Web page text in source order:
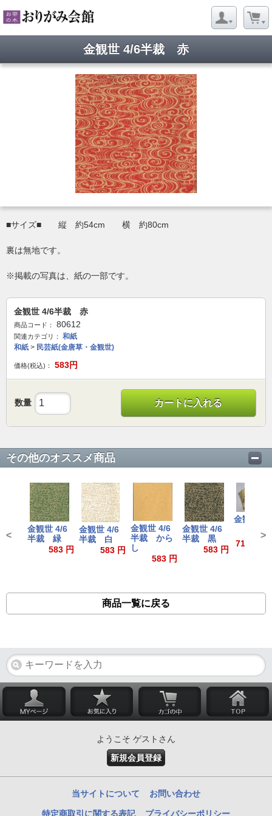
金観世 4/6半裁 赤
■サイズ■ 縦 約54cm 横 約80cm
裏は無地です。
※掲載の写真は、紙の一部です。
金観世 4/6半裁 赤
商品コード： 80612
関連カテゴリ：
和紙
和紙 > 民芸紙(金唐草・金観世)
価格(税込)： 583円
数量 カートに入れる
その他のオススメ商品
金観世 4/6
半裁 緑
583 円
金観世 4/6
半裁 白
583 円
金観世 4/6
半裁 から
し
583 円
金観世 4/6
半裁 黒
583 円
金観世
715～
< >
商品一覧に戻る
ようこそ ゲストさん
新規会員登録
当サイトについて お問い合わせ
特定商取引に関する表記 プライバシーポリシー